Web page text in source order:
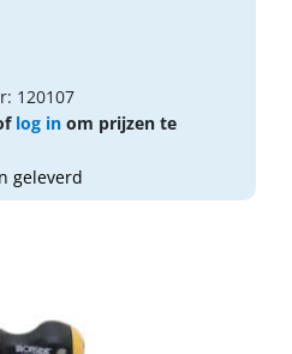
120107
log in om prijzen te
geleverd